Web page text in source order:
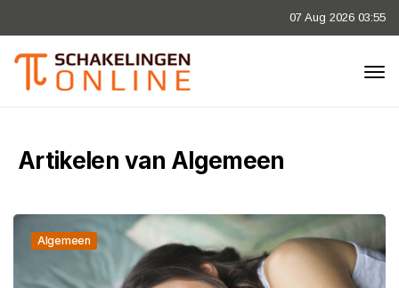
07 Aug 2026 03:55
Artikelen van Algemeen
Algemeen